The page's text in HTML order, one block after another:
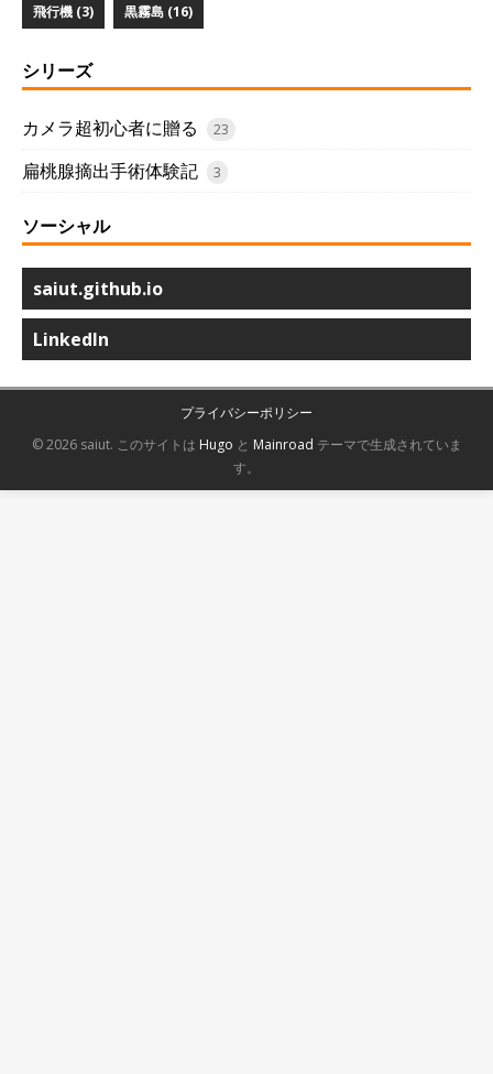
飛行機 (3) 黒霧島 (16)
シリーズ
カメラ超初心者に贈る 23
扁桃腺摘出手術体験記 3
ソーシャル
saiut.github.io
LinkedIn
プライバシーポリシー
© 2026 saiut. このサイトは Hugo と Mainroad テーマで生成されていま
す。